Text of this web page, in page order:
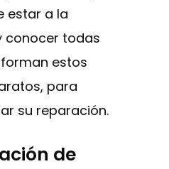
estar a la
conocer todas
estos
para
su reparación.
de